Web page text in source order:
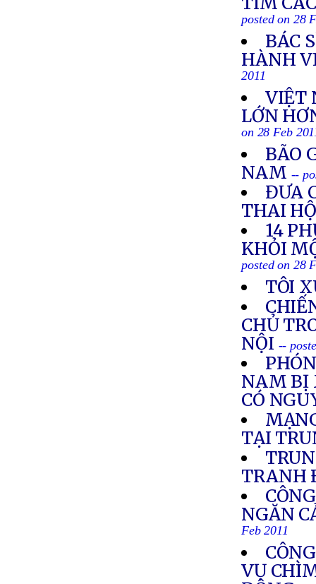
posted on 28
BÁC
HÀNH
2011
VIỆT
LỚN
on 28 Feb
BÃO
NAM --
ĐƯA
THAI
14
KHỎI
posted on 28
TÔI
CHỦ
NỘI --
NAM BỊ
CÓ
TẠI
TRANH
NGĂN
Feb 2011
VỤ